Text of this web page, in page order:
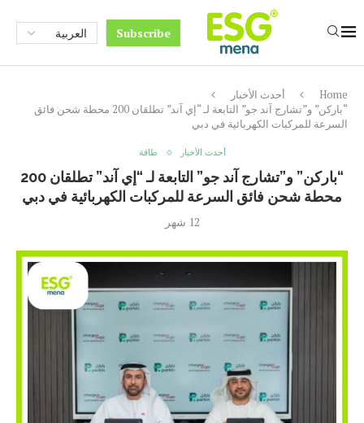
Subscribe
Home
أحدث الأخبار
“باركن” و”تشارج آند جو” التابعة لـ “إي آند” تطلقان 200 محطة شحن فائق
السرعة للمركبات الكهربائية في دبي
أحدث الأخبار طاقة
“باركن” و”تشارج آند جو” التابعة لـ “إي آند” تطلقان 200
محطة شحن فائق السرعة للمركبات الكهربائية في دبي
12 شهر